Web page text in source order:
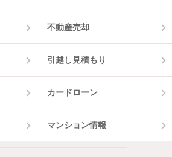
不動産売却
引越し見積もり
カードローン
マンション情報